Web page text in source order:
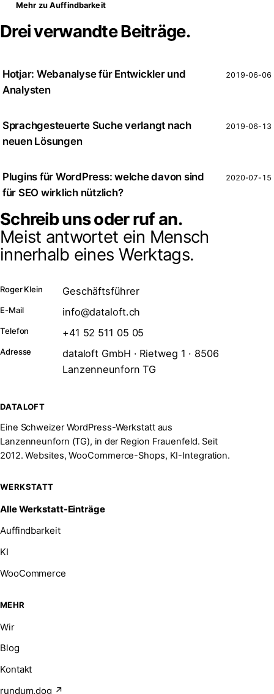
Mehr zu Auffindbarkeit
Drei verwandte Beiträge.
Hotjar: Webanalyse für Entwickler und
Analysten
2019-06-06
Sprachgesteuerte Suche verlangt nach
neuen Lösungen
2019-06-13
Plugins für WordPress: welche davon sind
für SEO wirklich nützlich?
2020-07-15
Schreib uns oder ruf an.
Meist antwortet ein Mensch
innerhalb eines Werktags.
Roger Klein Geschäftsführer
E-Mail info@dataloft.ch
Telefon +41 52 511 05 05
Adresse
dataloft GmbH · Rietweg 1 · 8506
Lanzenneunforn TG
DATALOFT
Eine Schweizer WordPress-Werkstatt aus
Lanzenneunforn (TG), in der Region Frauenfeld. Seit
2012. Websites, WooCommerce-Shops, KI-Integration.
WERKSTATT
Alle Werkstatt-Einträge
Auffindbarkeit
KI
WooCommerce
MEHR
Wir
Blog
Kontakt
rundum.dog ↗